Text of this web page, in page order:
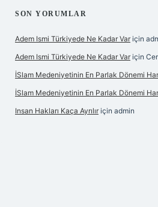
SON YORUMLAR
Adem Ismi Türkiyede Ne Kadar Var için
Adem Ismi Türkiyede Ne Kadar Var için
İSlam Medeniyetinin En Parlak Dönemi
İSlam Medeniyetinin En Parlak Dönemi
Insan Hakları Kaça Ayrılır için admin